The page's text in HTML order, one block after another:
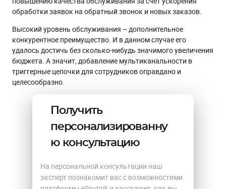
обработки заявок на обратный звонок и новых заказов.
Высокий уровень обслуживания – дополнительное
конкурентное преимущество. И в данном случае его
удалось достичь без сколько-нибудь значимого увеличения
бюджета. А значит, добавление мультиканальности в
триггерные цепочки для сотрудников оправдано и
целесообразно.
Получить
персонализированну
ю консультацию
На персональной консультации наш
эксперт познакомит вас с возможностями